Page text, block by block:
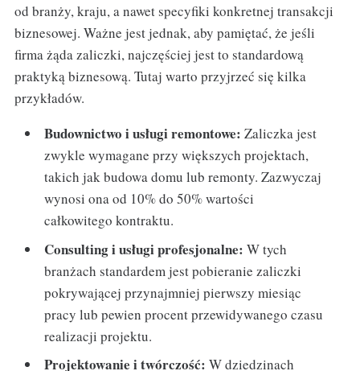
od branży, kraju, a nawet specyfiki konkretnej transakcji
biznesowej. Ważne jest jednak, aby pamiętać, że jeśli
firma żąda zaliczki, najczęściej jest to standardową
praktyką biznesową. Tutaj warto przyjrzeć się kilka
przykładów.
Budownictwo i usługi remontowe: Zaliczka jest
zwykle wymagane przy większych projektach,
takich jak budowa domu lub remonty. Zazwyczaj
wynosi ona od 10% do 50% wartości
całkowitego kontraktu.
Consulting i usługi profesjonalne: W tych
branżach standardem jest pobieranie zaliczki
pokrywającej przynajmniej pierwszy miesiąc
pracy lub pewien procent przewidywanego czasu
realizacji projektu.
Projektowanie i twórczość: W dziedzinach